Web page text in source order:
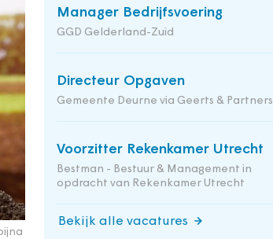
Manager Bedrijfsvoering
GGD Gelderland-Zuid
Directeur Opgaven
Gemeente Deurne via Geerts & Partners
Voorzitter Rekenkamer Utrecht
Bestman - Bestuur & Management in
opdracht van Rekenkamer Utrecht
Bekijk alle vacatures